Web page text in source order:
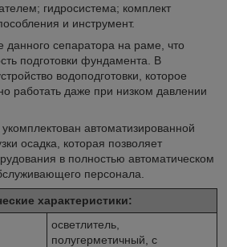
гидросистема; комплект
и инструмент.
данного сепаратора на раме, что
подготовки фундамента. В
водоподготовки, которое
работать даже при низком давлении
автоматизированной
осадка, которая позволяет
в полностью автоматическом
персонала.
характеристики:
осветлитель,
полугерметичный, с